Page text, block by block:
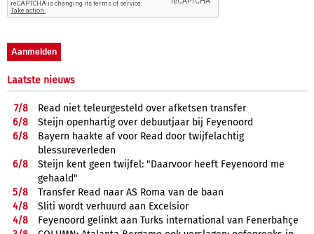
Laatste nieuws
7/8
Read niet teleurgesteld over afketsen transfer
6/8
Steijn openhartig over debuutjaar bij Feyenoord
6/8
Bayern haakte af voor Read door twijfelachtig
blessureverleden
6/8
Steijn kent geen twijfel: "Daarvoor heeft Feyenoord me
gehaald"
5/8
Transfer Read naar AS Roma van de baan
4/8
Sliti wordt verhuurd aan Excelsior
4/8
Feyenoord gelinkt aan Turks international van Fenerbahçe